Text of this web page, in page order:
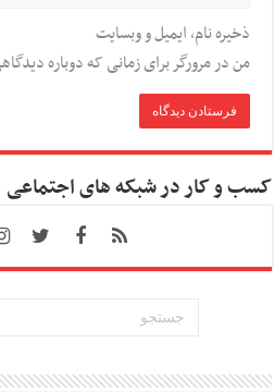
ذخیره نام، ایمیل و وبسایت
من در مرورگر برای زمانی که دوباره
کسب و کار در شبکه های اجتماعی